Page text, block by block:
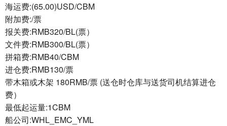
海运费:(65.00)USD/CBM
附加费:/票
报关费:RMB320/BL(票）
文件费:RMB300/BL(票）
拼箱费:RMB40/CBM
进仓费:RMB130/票
带木箱或木架 180RMB/票 (送仓时仓库与送货司机结算进仓
费）
最低起运量:1CBM
船公司:WHL_EMC_YML